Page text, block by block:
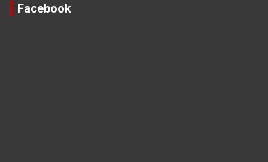
Facebook